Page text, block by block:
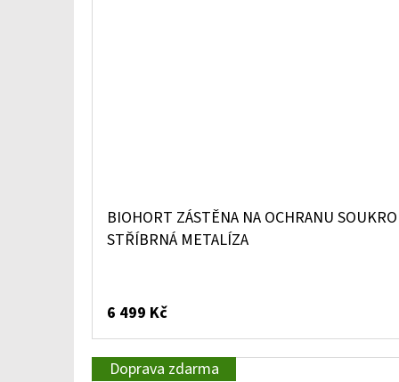
BIOHORT ZÁSTĚNA NA OCHRANU
STŘÍBRNÁ METALÍZA
6 499 Kč
Doprava zdarma